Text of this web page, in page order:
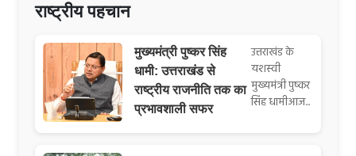
राष्ट्रीय पहचान
मुख्यमंत्री पुष्कर सिंह
धामी: उत्तराखंड से
राष्ट्रीय राजनीति तक का
प्रभावशाली सफर
उत्तराखंड के
यशस्वी
मुख्यमंत्री पुष्कर
सिंह धामीआज...